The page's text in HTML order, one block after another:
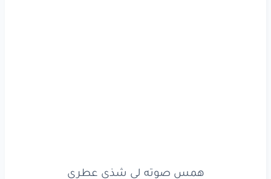
الخصراقصرعن الفتري
همس صوته لي شذى عطري